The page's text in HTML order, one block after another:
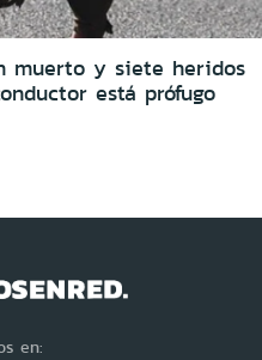
muerto y siete heridos
está prófugo
en: